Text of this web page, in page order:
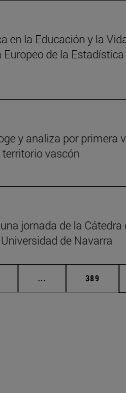
en la Educación y la
de la Estadística
y analiza por primera
vascón
jornada de la Cátedra
de Navarra
... Páginas Página
389